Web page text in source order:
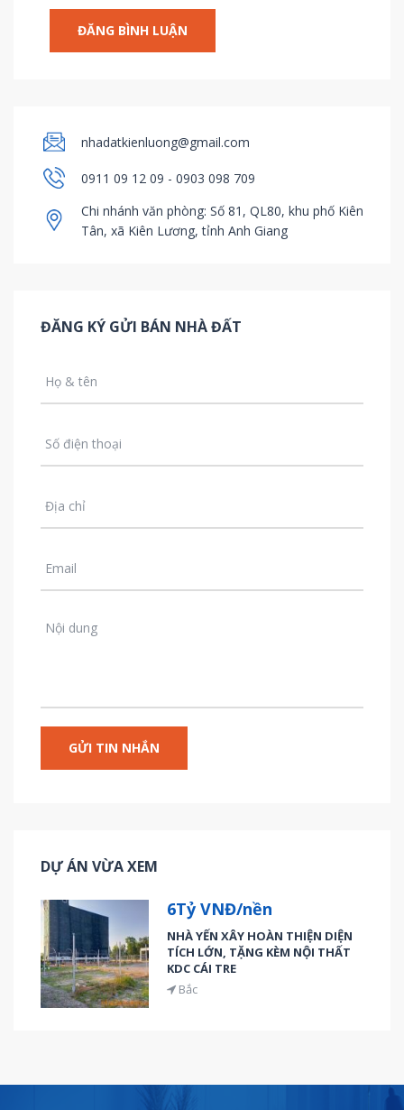
nhadatkienluong@gmail.com
0911 09 12 09 - 0903 098 709
Chi nhánh văn phòng: Số 81, QL80, khu phố Kiên
Tân, xã Kiên Lương, tỉnh Anh Giang
ĐĂNG KÝ GỬI BÁN NHÀ ĐẤT
DỰ ÁN VỪA XEM
6Tỷ VNĐ/nền
NHÀ YẾN XÂY HOÀN THIỆN DIỆN
TÍCH LỚN, TẶNG KÈM NỘI THẤT
KDC CÁI TRE
Bắc